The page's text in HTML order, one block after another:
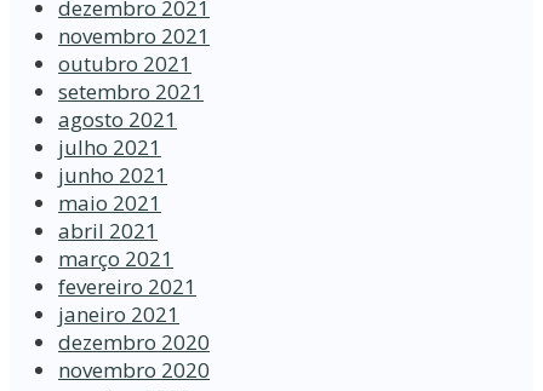
dezembro 2021
novembro 2021
outubro 2021
setembro 2021
agosto 2021
julho 2021
junho 2021
maio 2021
abril 2021
março 2021
fevereiro 2021
janeiro 2021
dezembro 2020
novembro 2020